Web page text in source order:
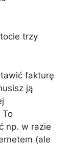
trzy
fakturę
ją
To
np. w razie
(ale